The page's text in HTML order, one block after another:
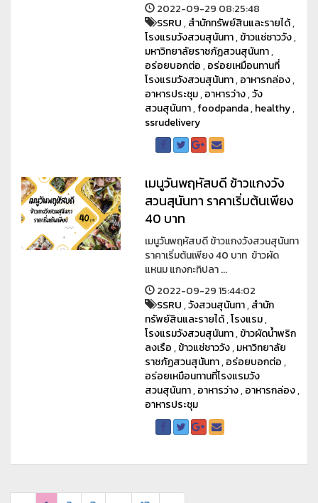
2022-09-29 08:25:48
SSRU,สำนักทรัพย์สินและรายได้,
โรงแรมวังสวนสุนันทา,ข้าวแช่ชาววัง,
มหาวิทยาลัยราชภัฏสวนสุนันทา,
อร่อยบอกต่อ,อร่อยเหมือนทานที่
โรงแรมวังสวนสุนันทา,อาหารกล่อง,
อาหารประชุม,อาหารว่าง,วัง
สวนสุนันทา,foodpanda,healthy,
ssrudelivery
เมนูวันพฤหัสบดี ข้าวแกงวัง
สวนสุนันทา ราคาเริ่มต้นเพียง
40 บาท
เมนูวันพฤหัสบดี ข้าวแกงวังสวนสุนันทา
ราคาเริ่มต้นเพียง 40 บาท ข้าวผัด
แหนม แกงกะทิปลา ...
2022-09-29 15:44:02
SSRU,วังสวนสุนันทา,สำนัก
ทรัพย์สินและรายได้,โรงแรม,
โรงแรมวังสวนสุนันทา,ข้าวผัดน้ำพริก
ลงเรือ,ข้าวแช่ชาววัง,มหาวิทยาลัย
ราชภัฏสวนสุนันทา,อร่อยบอกต่อ,
อร่อยเหมือนทานที่โรงแรมวัง
สวนสุนันทา,อาหารว่าง,อาหารกล่อง,
อาหารประชุม